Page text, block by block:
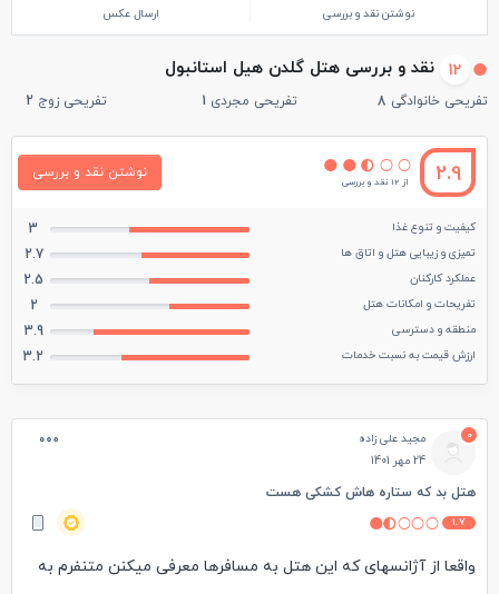
نوشتن نقد و بررسی ارسال عکس
12 نقد و بررسی هتل گلدن هیل استانبول
تفریحی خانوادگی 8 تفریحی مجردی 1 تفریحی زوج 2
2.9 از 12 نقد و بررسی
نوشتن نقد و بررسی
کیفیت و تنوع غذا 3
تمیزی و زیبایی هتل و اتاق ها 2.7
عملکرد کارکنان 2.5
تفریحات و امکانات هتل 2
منطقه و دسترسی 3.9
ارزش قیمت به نسبت خدمات 3.2
0
مجید علی زاده
24 مهر 1401
هتل بد که ستاره هاش کشکی هست
1.7
واقعا از آژانسهای که این هتل به مسافرها معرفی میکنن متنفرم به